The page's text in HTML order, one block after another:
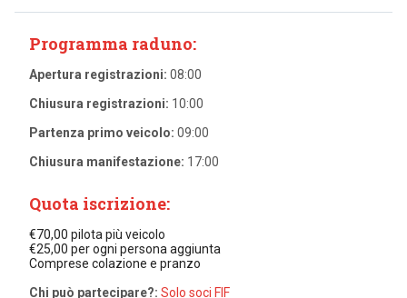
Programma raduno:
Apertura registrazioni: 08:00
Chiusura registrazioni: 10:00
Partenza primo veicolo: 09:00
Chiusura manifestazione: 17:00
Quota iscrizione:
€70,00 pilota più veicolo
€25,00 per ogni persona aggiunta
Comprese colazione e pranzo
Chi può partecipare?: Solo soci FIF